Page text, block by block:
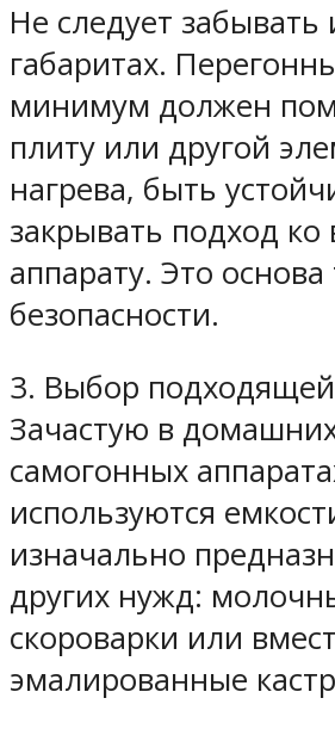
Не следует забывать
габаритах.
минимум должен
плиту или другой
нагрева, быть
закрывать подход ко
аппарату. Это основа
безопасности.
3. Выбор
Зачастую в
самогонных
используются
изначально
других нужд:
скороварки или
эмалированные